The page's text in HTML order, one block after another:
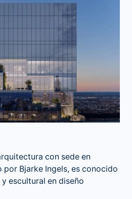
con sede en
por Bjarke Ingels, es conocido
escultural en diseño